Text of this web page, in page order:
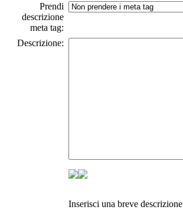
Prendi
descrizione
meta tag:
Descrizione:
Inserisci una breve descrizione